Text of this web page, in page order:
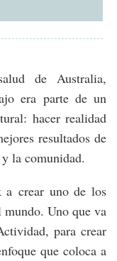
de Australia,
era parte de un
hacer realidad
resultados de
la comunidad.
a crear uno de los
mundo. Uno que va
para crear
que coloca a